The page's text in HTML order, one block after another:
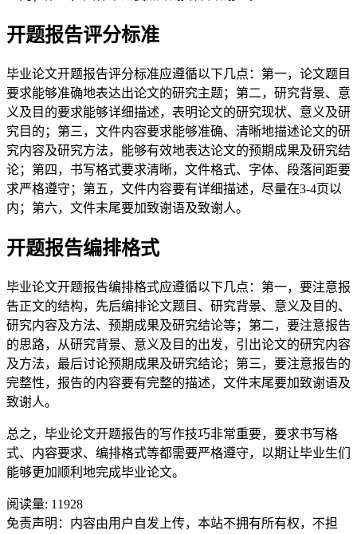
开题报告评分标准
毕业论文开题报告评分标准应遵循以下几点：第一，论文题目
要求能够准确地表达出论文的研究主题；第二，研究背景、意
义及目的要求能够详细描述，表明论文的研究现状、意义及研
究目的；第三，文件内容要求能够准确、清晰地描述论文的研
究内容及研究方法，能够有效地表达论文的预期成果及研究结
论；第四，书写格式要求清晰，文件格式、字体、段落间距要
求严格遵守；第五，文件内容要有详细描述，尽量在3-4页以
内；第六，文件末尾要加致谢语及致谢人。
开题报告编排格式
毕业论文开题报告编排格式应遵循以下几点：第一，要注意报
告正文的结构，先后编排论文题目、研究背景、意义及目的、
研究内容及方法、预期成果及研究结论等；第二，要注意报告
的思路，从研究背景、意义及目的出发，引出论文的研究内容
及方法，最后讨论预期成果及研究结论；第三，要注意报告的
完整性，报告的内容要有完整的描述，文件末尾要加致谢语及
致谢人。
总之，毕业论文开题报告的写作技巧非常重要，要求书写格
式、内容要求、编排格式等都需要严格遵守，以期让毕业生们
能够更加顺利地完成毕业论文。
阅读量: 11928
免责声明：内容由用户自发上传，本站不拥有所有权，不担